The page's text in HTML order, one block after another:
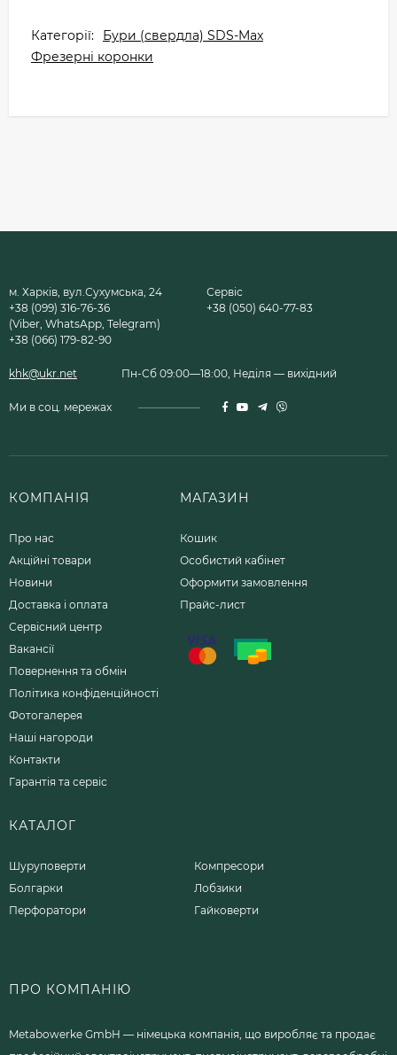
Категорії:
Бури (свердла) SDS-Max
Фрезерні коронки
м. Харків, вул.Сухумська, 24
+38 (099) 316-76-36
(Viber, WhatsApp, Telegram)
+38 (066) 179-82-90
Сервіс
+38 (050) 640-77-83
khk@ukr.net Пн-Сб 09:00—18:00, Неділя — вихідний
Ми в соц. мережах
КОМПАНІЯ
Про нас
Акційні товари
Новини
Доставка і оплата
Сервісний центр
Вакансії
Повернення та обмін
Політика конфіденційності
Фотогалерея
Наші нагороди
Контакти
Гарантія та сервіс
МАГАЗИН
Кошик
Особистий кабінет
Оформити замовлення
Прайс-лист
КАТАЛОГ
Шуруповерти
Болгарки
Перфоратори
Компресори
Лобзики
Гайковерти
ПРО КОМПАНІЮ
Metabowerke GmbH — німецька компанія, що виробляє та продає